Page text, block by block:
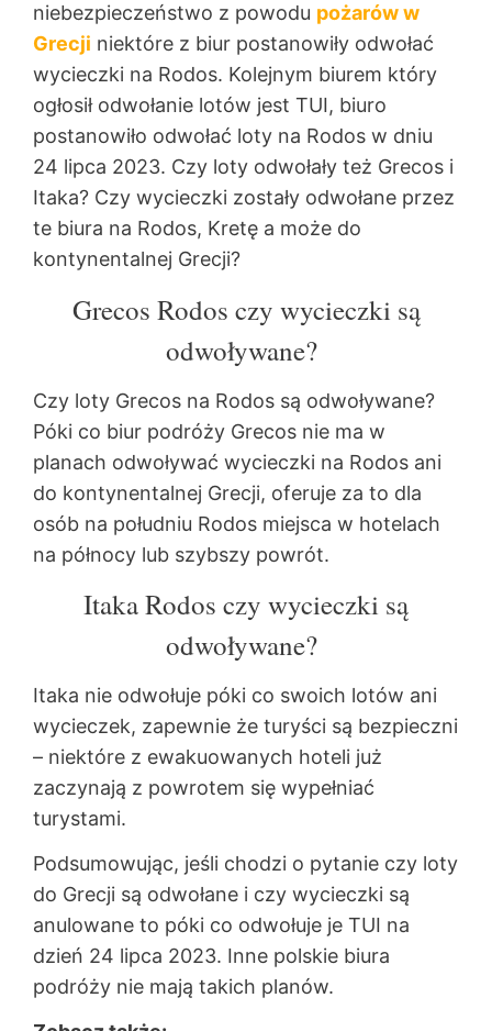
niebezpieczeństwo z powodu pożarów w
Grecji niektóre z biur postanowiły odwołać
wycieczki na Rodos. Kolejnym biurem który
ogłosił odwołanie lotów jest TUI, biuro
postanowiło odwołać loty na Rodos w dniu
24 lipca 2023. Czy loty odwołały też Grecos i
Itaka? Czy wycieczki zostały odwołane przez
te biura na Rodos, Kretę a może do
kontynentalnej Grecji?
Grecos Rodos czy wycieczki są
odwoływane?
Czy loty Grecos na Rodos są odwoływane?
Póki co biur podróży Grecos nie ma w
planach odwoływać wycieczki na Rodos ani
do kontynentalnej Grecji, oferuje za to dla
osób na południu Rodos miejsca w hotelach
na północy lub szybszy powrót.
Itaka Rodos czy wycieczki są
odwoływane?
Itaka nie odwołuje póki co swoich lotów ani
wycieczek, zapewnie że turyści są bezpieczni
– niektóre z ewakuowanych hoteli już
zaczynają z powrotem się wypełniać
turystami.
Podsumowując, jeśli chodzi o pytanie czy loty
do Grecji są odwołane i czy wycieczki są
anulowane to póki co odwołuje je TUI na
dzień 24 lipca 2023. Inne polskie biura
podróży nie mają takich planów.